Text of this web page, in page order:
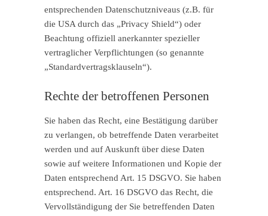
entsprechenden Datenschutzniveaus (z.B. für
die USA durch das „Privacy Shield“) oder
Beachtung offiziell anerkannter spezieller
vertraglicher Verpflichtungen (so genannte
„Standardvertragsklauseln“).
Rechte der betroffenen Personen
Sie haben das Recht, eine Bestätigung darüber
zu verlangen, ob betreffende Daten verarbeitet
werden und auf Auskunft über diese Daten
sowie auf weitere Informationen und Kopie der
Daten entsprechend Art. 15 DSGVO. Sie haben
entsprechend. Art. 16 DSGVO das Recht, die
Vervollständigung der Sie betreffenden Daten